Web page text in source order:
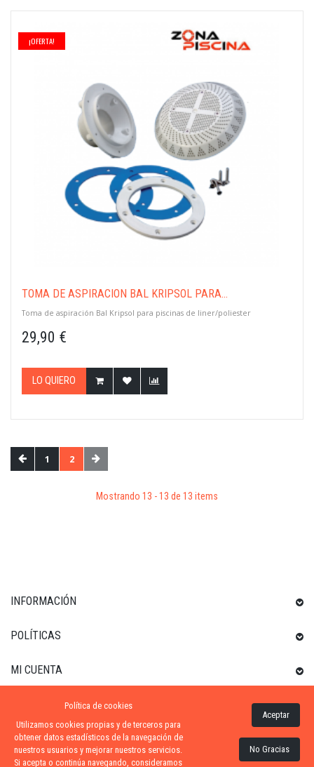
Contacta
¡OFERTA!
TOMA DE ASPIRACIÓN BAL KRIPSOL PARA...
Toma de aspiración Bal Kripsol para piscinas de liner/poliester
29,90 €
LO QUIERO
1 2
Mostrando 13 - 13 de 13 items
INFORMACIÓN
POLÍTICAS
MI CUENTA
INFORMACIÓN SOBRE LA TIENDA
ZONA-PISCINA| DISTRIBUIDORES OFICIALES KRIPSOL
Política de cookies
Utilizamos cookies propias y de terceros para
obtener datos estadísticos de la navegación de
nuestros usuarios y mejorar nuestros servicios.
Si acepta o continúa navegando, consideramos
Aceptar
No Gracias